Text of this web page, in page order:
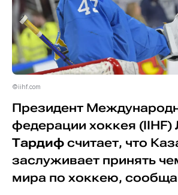
©iihf.com
Президент
федерации хоккея (IIHF)
Тардифсчитает, что
заслуживает принять
мира по хоккею,